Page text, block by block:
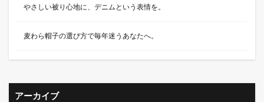
やさしい被り心地に、デニムという表情を。
麦わら帽子の選び方で毎年迷うあなたへ。
アーカイブ